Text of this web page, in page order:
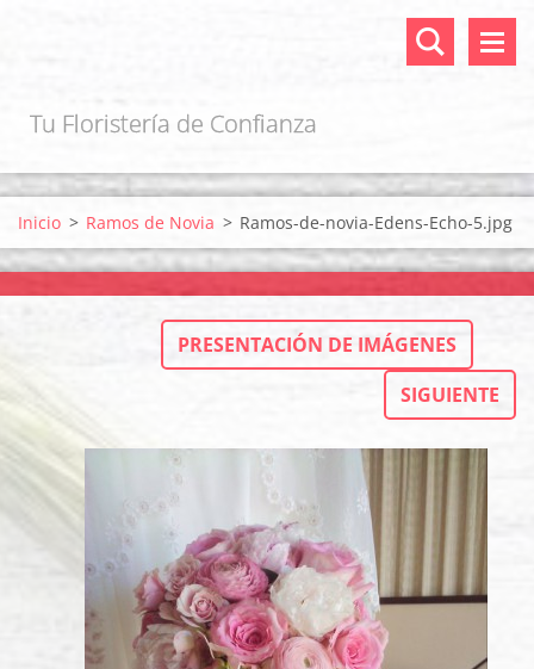
Tu Floristería de Confianza
Inicio > Ramos de Novia > Ramos-de-novia-Edens-Echo-5.jpg
PRESENTACIÓN DE IMÁGENES
SIGUIENTE